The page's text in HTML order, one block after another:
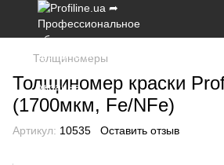
Толщиномеры
Толщиномер краски
(1700мкм, Fe/NFe)
Артикул: 10535 Оставить отзыв